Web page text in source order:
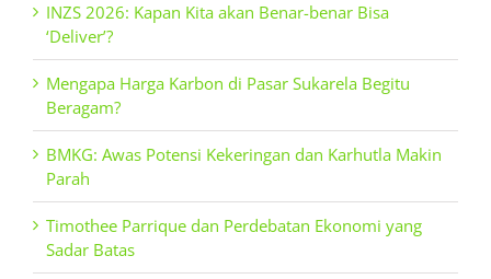
INZS 2026: Kapan Kita akan Benar-benar Bisa
‘Deliver’?
Mengapa Harga Karbon di Pasar Sukarela Begitu
Beragam?
BMKG: Awas Potensi Kekeringan dan Karhutla Makin
Parah
Timothee Parrique dan Perdebatan Ekonomi yang
Sadar Batas